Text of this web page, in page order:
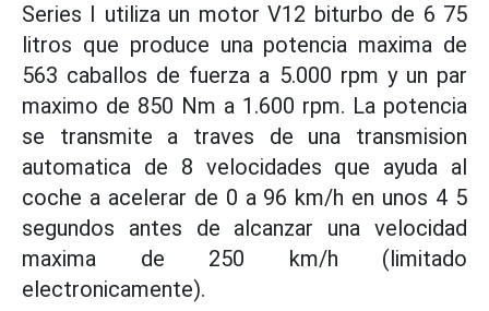
Series I utiliza un motor V12 biturbo de 6 75
litros que produce una potencia maxima de
563 caballos de fuerza a 5.000 rpm y un par
maximo de 850 Nm a 1.600 rpm. La potencia
se transmite a traves de una transmision
automatica de 8 velocidades que ayuda al
coche a acelerar de 0 a 96 km/h en unos 4 5
segundos antes de alcanzar una velocidad
maxima de 250 km/h (limitado
electronicamente).